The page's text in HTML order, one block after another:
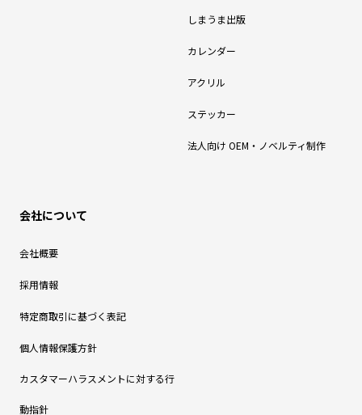
しまうま出版
カレンダー
アクリル
ステッカー
法人向け OEM・ノベルティ制作
会社について
会社概要
採用情報
特定商取引に基づく表記
個人情報保護方針
カスタマーハラスメントに対する行
動指針